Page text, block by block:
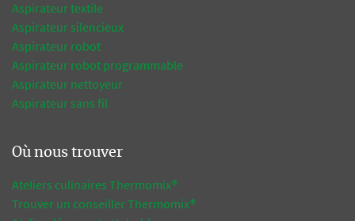
Aspirateur textile
Aspirateur silencieux
Aspirateur robot
Aspirateur robot programmable
Aspirateur nettoyeur
Aspirateur sans fil
Où nous trouver
Ateliers culinaires Thermomix®
Trouver un conseiller Thermomix®